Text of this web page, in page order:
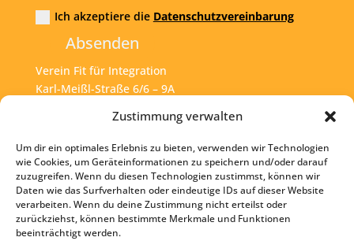
Zustimmung verwalten
Um dir ein optimales Erlebnis zu bieten, verwenden wir Technologien
wie Cookies, um Geräteinformationen zu speichern und/oder darauf
zuzugreifen. Wenn du diesen Technologien zustimmst, können wir
Daten wie das Surfverhalten oder eindeutige IDs auf dieser Website
verarbeiten. Wenn du deine Zustimmung nicht erteilst oder
zurückziehst, können bestimmte Merkmale und Funktionen
beeinträchtigt werden.
Ich akzeptiere die Datenschutzvereinbarung
Absenden
Verein Fit für Integration
Karl-Meißl-Straße 6/6 – 9A
Tel:+43 1 925 77 46
Mail: office@fit4int.at
Startseite